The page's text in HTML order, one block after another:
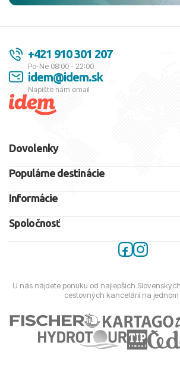
+421 910 301 207
Po-Ne 08:00 - 22:00
idem@idem.sk
Napíšte nám email
Dovolenky
Populárne destinácie
Informácie
Spoločnosť
U nás nájdete ponuku od najlepších
cestovných kancelárií na jednom